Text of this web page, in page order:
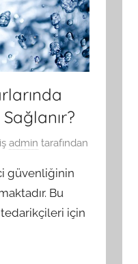
admin tarafından
güvenliğinin
Bu
için